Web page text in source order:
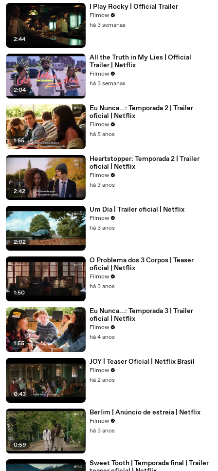
2:44
I Play Rocky | Official Trailer
Filmow
há 3 semanas
2:04
All the Truth in My Lies | Official
Trailer | Netflix
Filmow
há 3 semanas
1:55
Eu Nunca...: Temporada 2 | Trailer
oficial | Netflix
Filmow
há 5 anos
2:42
Heartstopper: Temporada 2 | Trailer
oficial | Netflix
Filmow
há 3 anos
2:02
Um Dia | Trailer oficial | Netflix
Filmow
há 3 anos
1:50
O Problema dos 3 Corpos | Teaser
oficial | Netflix
Filmow
há 3 anos
1:55
Eu Nunca...: Temporada 3 | Trailer
oficial | Netflix
Filmow
há 4 anos
0:43
JOY | Teaser Oficial | Netflix Brasil
Filmow
há 2 anos
0:59
Berlim | Anúncio de estreia | Netflix
Filmow
há 3 anos
Sweet Tooth | Temporada final | Trailer